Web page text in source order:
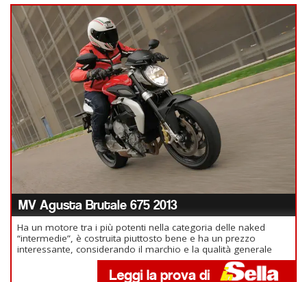
MV Agusta Brutale 675 2013
Ha un motore tra i più potenti nella categoria delle naked
“intermedie”, è costruita piuttosto bene e ha un prezzo
interessante, considerando il marchio e la qualità generale